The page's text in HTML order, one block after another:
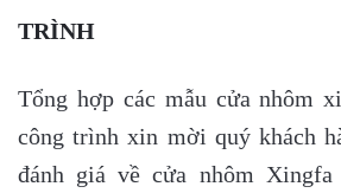
TRÌNH
Tổng hợp các mẫu cửa nhôm
công trình xin mời quý khách
đánh giá về cửa nhôm Xingfa